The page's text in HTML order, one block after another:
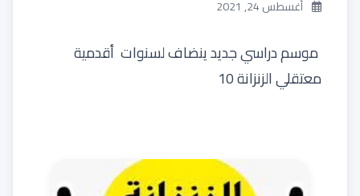
أغسطس 24, 2021
موسم دراسي جديد ينضاف لسنوات أقدمية
معتقلي الزنزانة 10